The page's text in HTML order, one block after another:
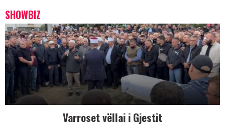
SHOWBIZ
Varroset vëllai i Gjestit